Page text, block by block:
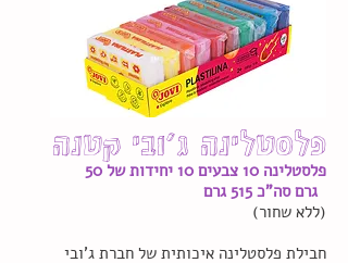
פלסטלינה ג'ובי קטנה
גרם סה"כ 515 גרם
(ללא שחור)
חבילת פלסטלינה איכותית של חברת ג'ובי